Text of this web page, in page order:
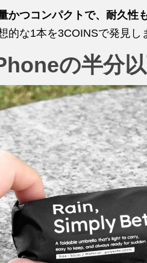
かつコンパクトで、耐久性
的な1本を3COINSで発見し
の半分